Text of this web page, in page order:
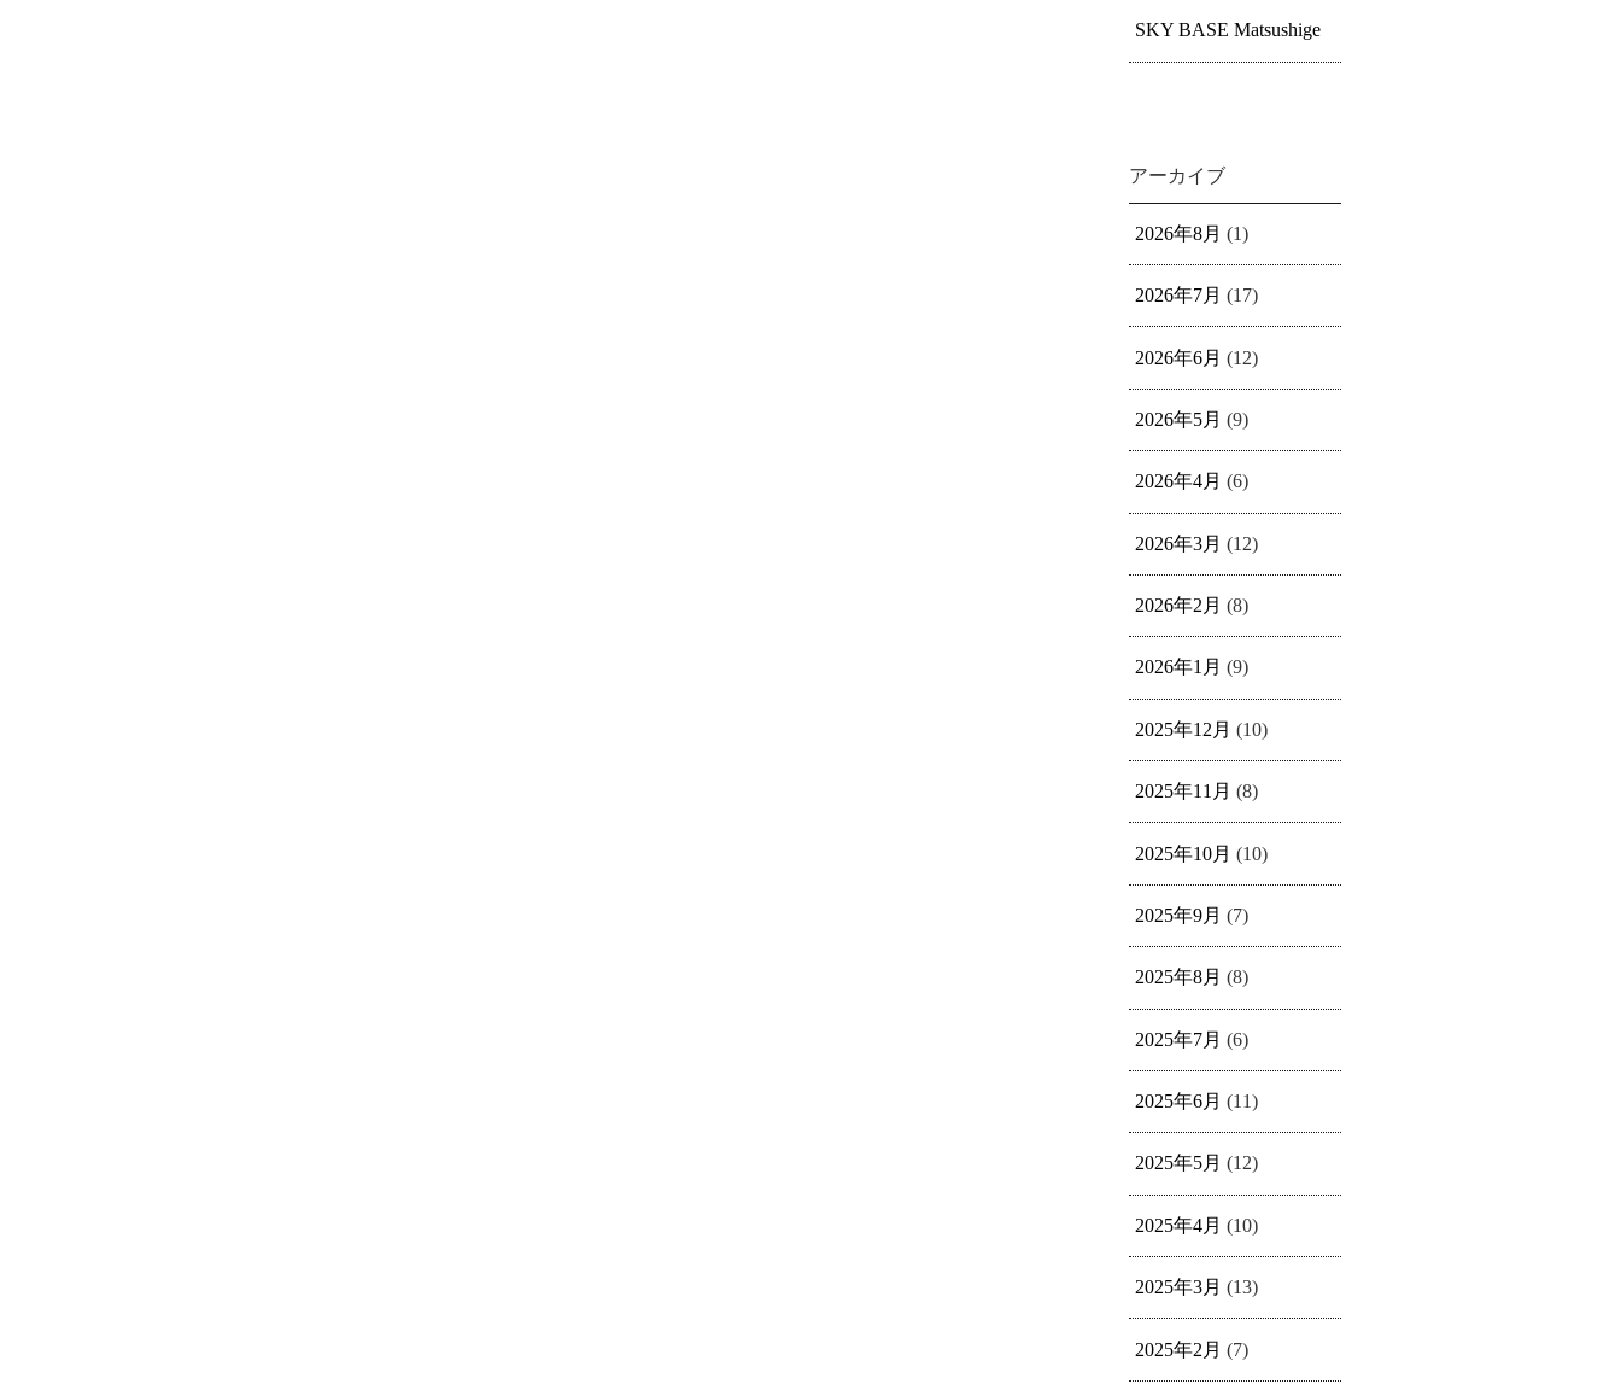
SKY BASE Matsushige
アーカイブ
2026年8月 (1)
2026年7月 (17)
2026年6月 (12)
2026年5月 (9)
2026年4月 (6)
2026年3月 (12)
2026年2月 (8)
2026年1月 (9)
2025年12月 (10)
2025年11月 (8)
2025年10月 (10)
2025年9月 (7)
2025年8月 (8)
2025年7月 (6)
2025年6月 (11)
2025年5月 (12)
2025年4月 (10)
2025年3月 (13)
2025年2月 (7)